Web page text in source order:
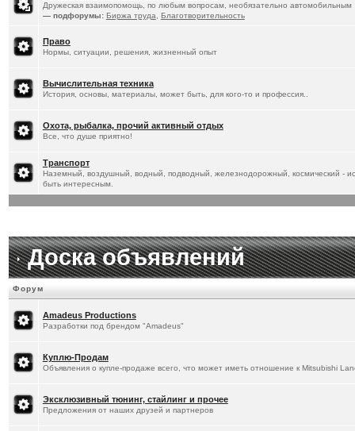
Дружеская взаимопомощь, по любым вопросам, необязательно автомобильным
— подфорумы: Биржа труда Благотворительность
Право
Нормы, ситуации, решения, жизненный опыт
Вычислительная техника
История, основы, материалы, может быть, для кого-то и профессия..
Охота, рыбалка, прочий активный отдых
Все, что душе приятно!
Транспорт
Наземный, воздушный, водный, подводный, железнодорожный, космический -
быть интересным.
Доска объявлений
Форум
Amadeus Productions
Разработки под брендом "Amadeus"
Куплю-Продам
Объявления о купле-продаже всего, что может иметь отношение к Mitsubishi
Эксклюзивный тюнинг, стайлинг и прочее
Предложения от наших друзей и партнеров